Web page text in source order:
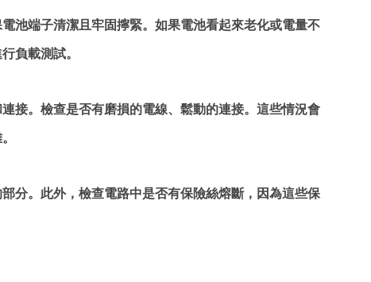
池端子清潔且牢固擰緊。如果電池看起來老化或電量不
負載測試。
接。檢查是否有磨損的電線、鬆動的連接。這些情況會
分。此外，檢查電路中是否有保險絲熔斷，因為這些保